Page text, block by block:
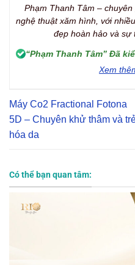
Phạm Thanh Tâm –
nghệ thuật xăm hình, với
đẹp hoàn hảo và sự
“Phạm Thanh Tâm” Đã
Xem
Máy Co2 Fractional Fotona
5D – Chuyên khử thâm và
hóa da
Có thể bạn quan tâm: